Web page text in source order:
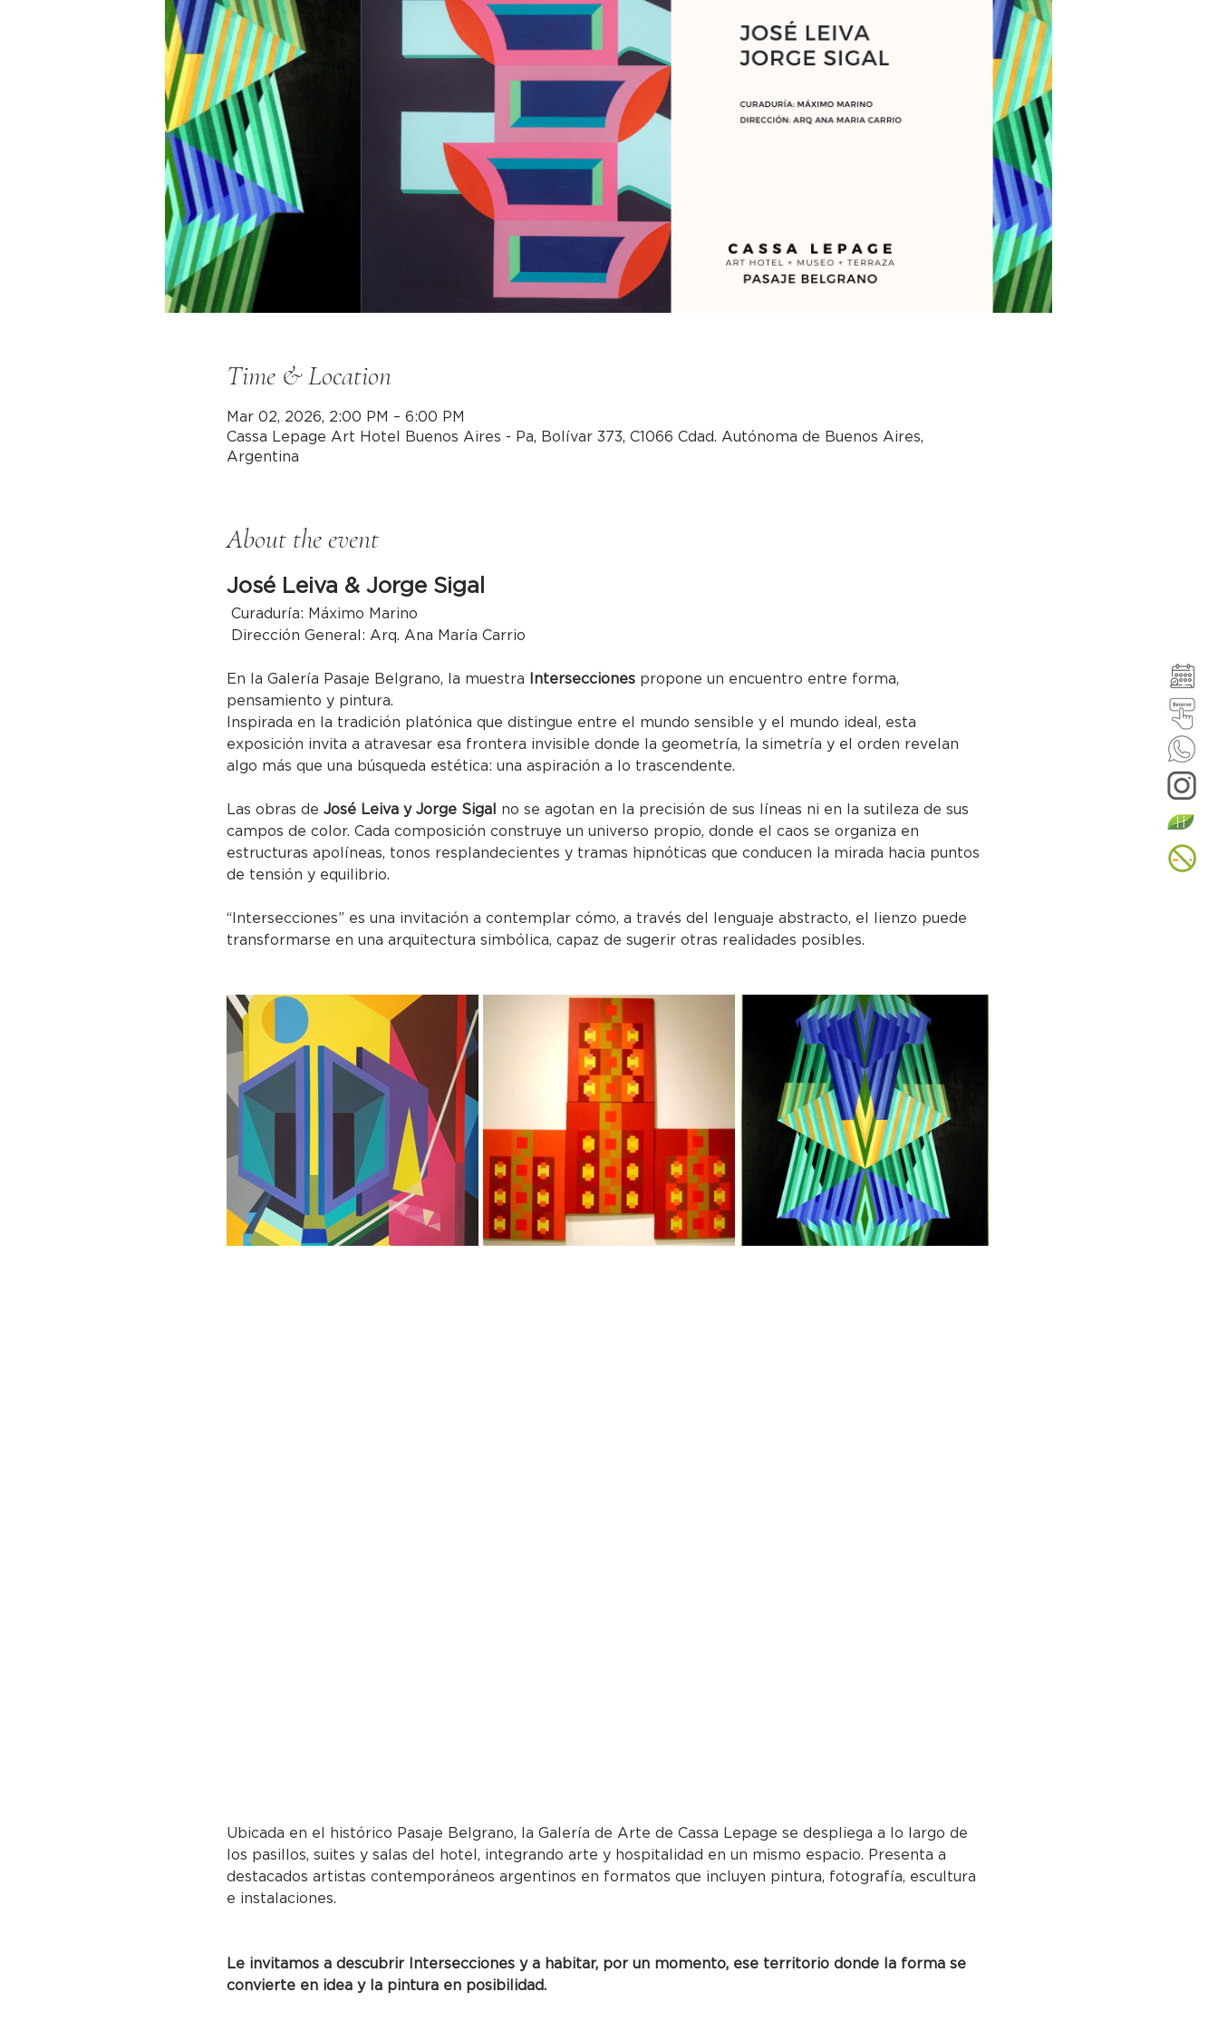
Time & Location
Mar 02, 2026, 2:00 PM – 6:00 PM
Cassa Lepage Art Hotel Buenos Aires - Pa, Bolívar 373, C1066 Cdad. Autónoma de Buenos Aires,
Argentina
About the event
José Leiva & Jorge Sigal
Curaduría: Máximo Marino
Dirección General: Arq. Ana María Carrio
En la Galería Pasaje Belgrano, la muestra Intersecciones propone un encuentro entre forma,
pensamiento y pintura.
Inspirada en la tradición platónica que distingue entre el mundo sensible y el mundo ideal, esta
exposición invita a atravesar esa frontera invisible donde la geometría, la simetría y el orden revelan
algo más que una búsqueda estética: una aspiración a lo trascendente.
Las obras de José Leiva y Jorge Sigal
no se agotan en la precisión de sus líneas ni en la sutileza de sus
campos de color. Cada composición construye un universo propio, donde el caos se organiza en
estructuras apolíneas, tonos resplandecientes y tramas hipnóticas que conducen la mirada hacia puntos
de tensión y equilibrio.
“Intersecciones” es una invitación a contemplar cómo, a través del lenguaje abstracto, el lienzo puede
transformarse en una arquitectura simbólica, capaz de sugerir otras realidades posibles.
Ubicada en el histórico Pasaje Belgrano, la Galería de Arte de Cassa Lepage se despliega a lo largo de
los pasillos, suites y salas del hotel, integrando arte y hospitalidad en un mismo espacio. Presenta a
destacados artistas contemporáneos argentinos en formatos que incluyen pintura, fotografía, escultura
e instalaciones.
Le invitamos a descubrir Intersecciones y a habitar, por un momento, ese territorio donde la forma se
convierte en idea y la pintura en posibilidad.